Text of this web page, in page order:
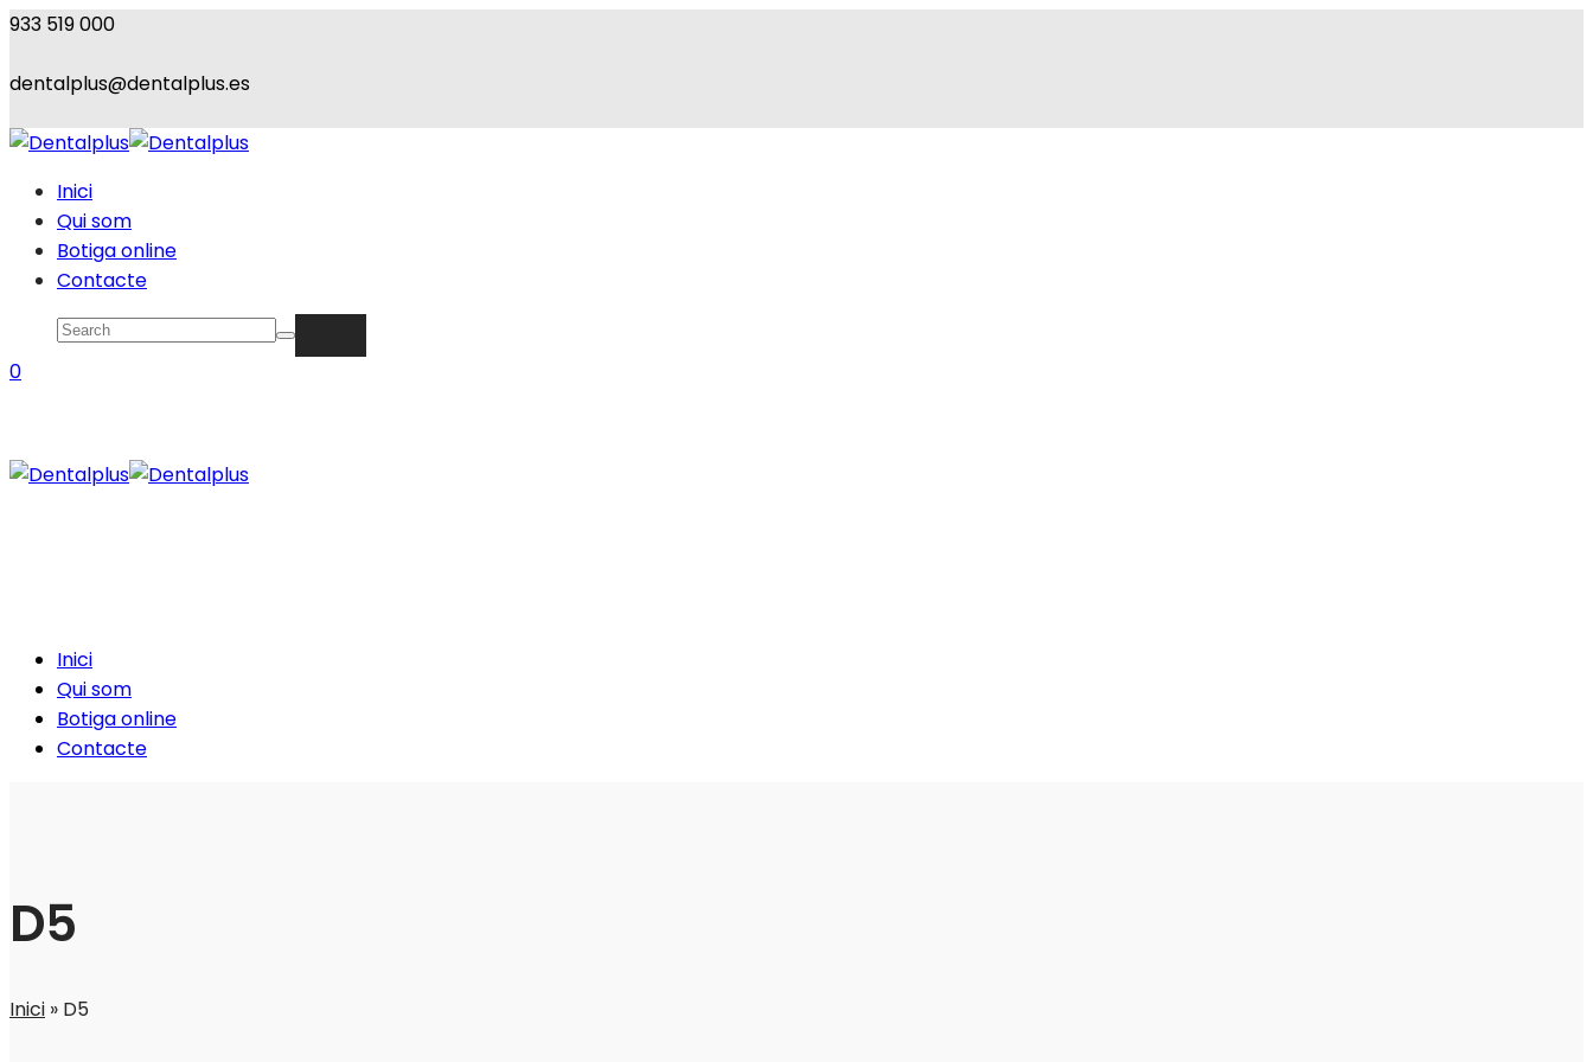
933 519 000
dentalplus@dentalplus.es
Inici
Qui som
Botiga online
Contacte
0
Inici
Qui som
Botiga online
Contacte
D5
Inici » D5